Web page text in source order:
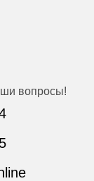
вопросы!